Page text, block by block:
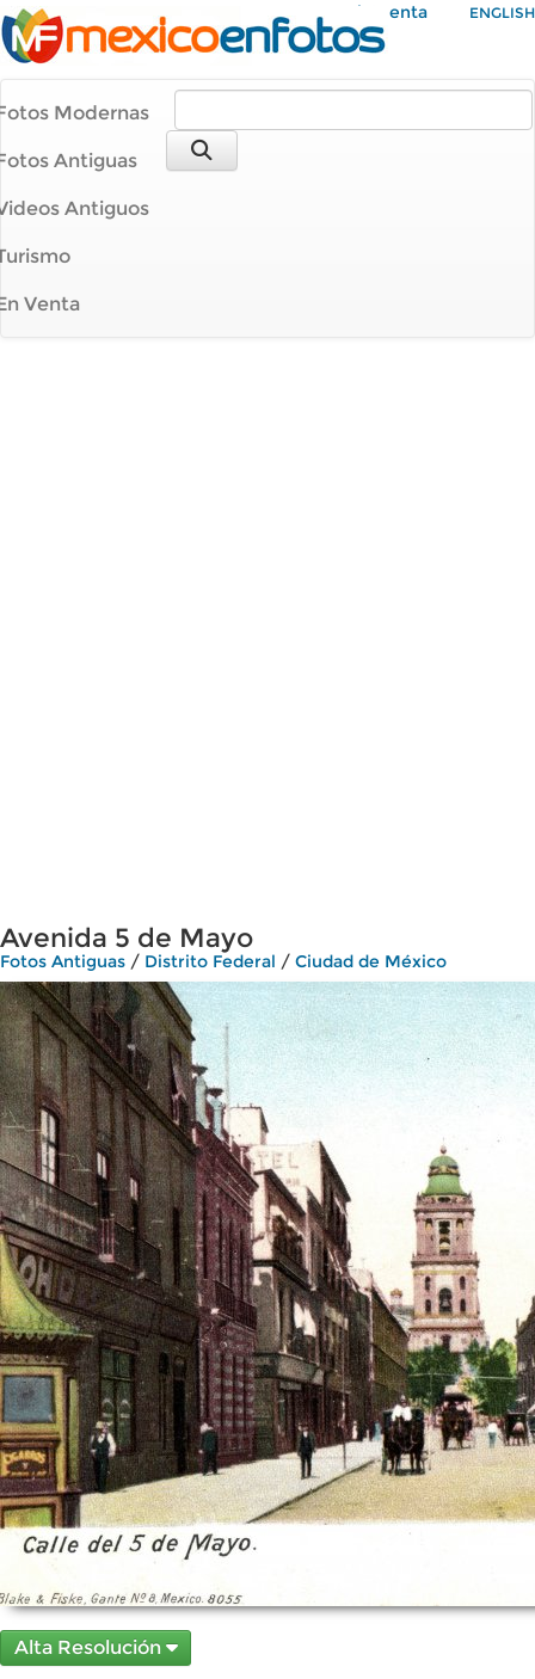
Mi Cuenta ENGLISH
Modernas
Antiguas
Antiguos
Venta
Avenida 5 de Mayo
Fotos Antiguas / Distrito Federal / Ciudad de México
Alta Resolución